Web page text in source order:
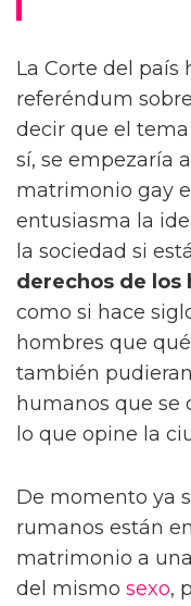
La Corte del país
referéndum
decir que el
sí, se empezaría
matrimonio gay
entusiasma la
la sociedad si
derechos de los
como si hace
hombres que
también
humanos que
lo que opine la
De momento ya
rumanos están
matrimonio a
del mismo sexo,